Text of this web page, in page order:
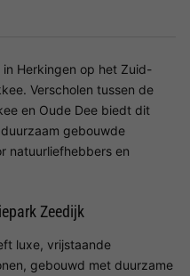
Herkingen op het Zuid-
Verscholen tussen de
en Oude Dee biedt dit
gebouwde
natuurliefhebbers en
Zeedijk
luxe, vrijstaande
gebouwd met duurzame